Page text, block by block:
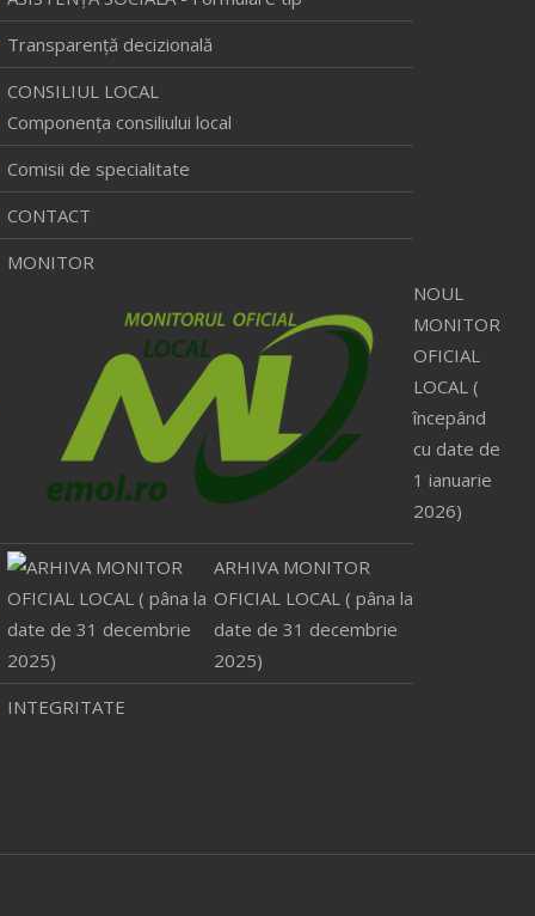
Transparență decizională
CONSILIUL LOCAL
Componenţa consiliului local
Comisii de specialitate
CONTACT
MONITOR
NOUL
MONITOR
OFICIAL
LOCAL (
începând
cu date de
1 ianuarie
2026)
ARHIVA MONITOR
OFICIAL LOCAL ( pâna la
date de 31 decembrie
2025)
INTEGRITATE